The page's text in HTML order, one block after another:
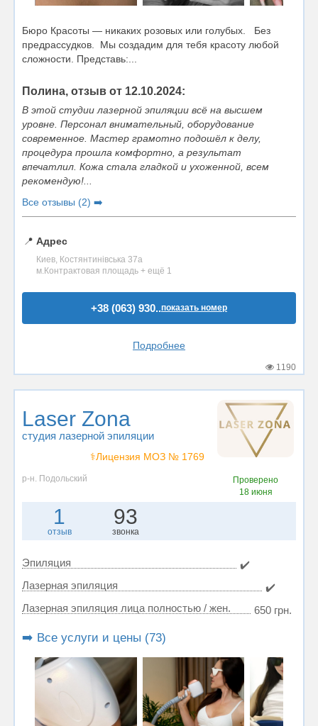
Бюро Красоты — никаких розовых или голубых. Без
предрассудков. Мы создадим для тебя красоту любой
сложности. Представь:...
Полина, отзыв от 12.10.2024:
В этой студии лазерной эпиляции всё на высшем
уровне. Персонал внимательный, оборудование
современное. Мастер грамотно подошёл к делу,
процедура прошла комфортно, а результат
впечатлил. Кожа стала гладкой и ухоженной, всем
рекомендую!...
Все отзывы (2) ➡️
📍 Адрес
Киев, Костянтинівська 37а
м.Контрактовая площадь + ещё 1
+38 (063) 930..показать номер
Подробнее
1190
Laser Zona
студия лазерной эпиляции
⚕️Лицензия МОЗ № 1769
р-н. Подольский
Проверено
18 июня
1
отзыв
93
звонка
Эпиляция
✔️
Лазерная эпиляция
✔️
Лазерная эпиляция лица полностью / жен.
650 грн.
➡️ Все услуги и цены (73)